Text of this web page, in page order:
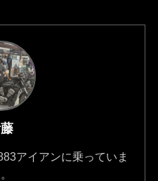
アイアンに乗っていま